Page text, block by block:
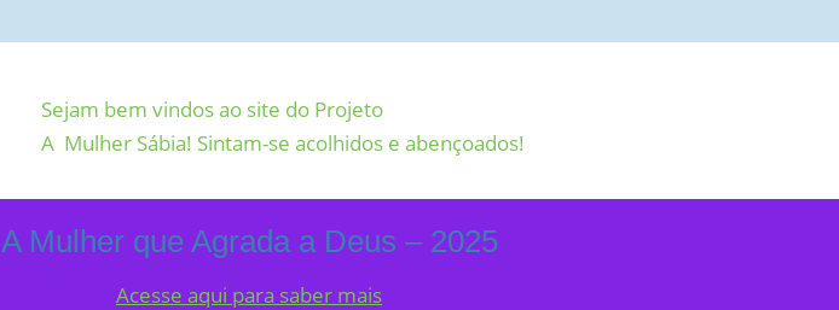
Sejam bem vindos ao site do Projeto
A Mulher Sábia! Sintam-se acolhidos e abençoados!
A Mulher que Agrada a Deus – 2025
Acesse aqui para saber mais